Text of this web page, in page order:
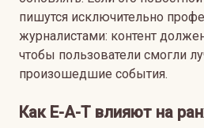
пишутся исключительно
журналистами: контент
чтобы пользователи смогли
произошедшие события.
Как E-A-T влияют на